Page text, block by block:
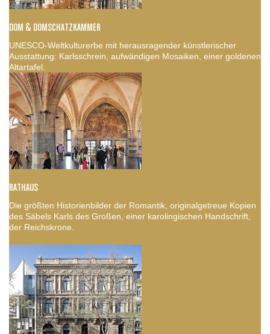
DOM & DOMSCHATZKAMMER
UNESCO-Weltkulturerbe mit herausragender künstlerischer
Ausstattung: Karlsschrein, aufwändigen Mosaiken, einer goldenen
Altartafel.
RATHAUS
Die größten Historienbilder der Romantik, originalgetreue Kopien
des Säbels Karls des Großen, einer karolingischen Handschrift,
der Reichskrone.